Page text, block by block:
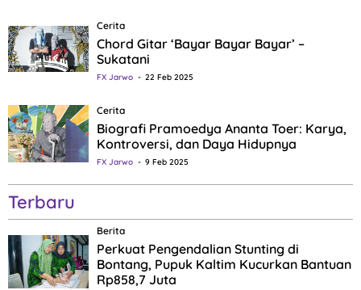
Cerita
Chord Gitar ‘Bayar Bayar Bayar’ –
Sukatani
FX Jarwo 22 Feb 2025
Cerita
Biografi Pramoedya Ananta Toer: Karya,
Kontroversi, dan Daya Hidupnya
FX Jarwo 9 Feb 2025
Terbaru
Berita
Perkuat Pengendalian Stunting di
Bontang, Pupuk Kaltim Kucurkan Bantuan
Rp858,7 Juta